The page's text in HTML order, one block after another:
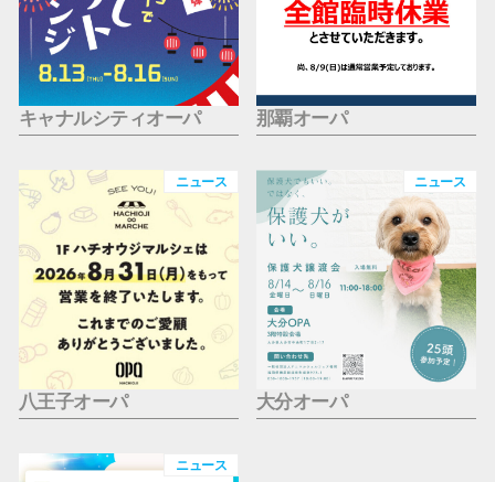
キャナルシティオーパ 那覇オーパ
ニュース
八王子オーパ
ニュース
大分オーパ
ニュース